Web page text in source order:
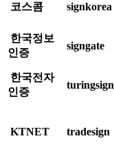
코스콤 signkorea
한국정보
인증
signgate
한국전자
인증
turingsign
KTNET tradesign